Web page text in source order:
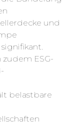
und
ESG-
belastbare